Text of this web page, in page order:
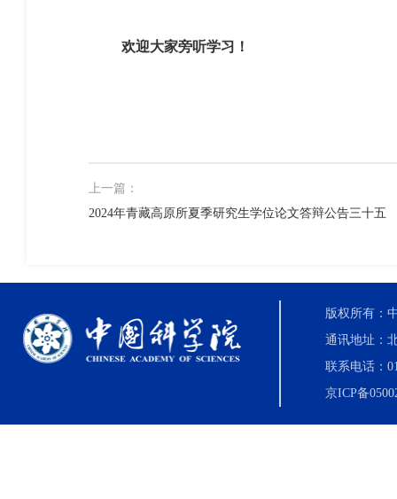
欢迎大家旁听学习！
上一篇：
2024年青藏高原所夏季研究生学位论文答辩公告三十五
版权所有：
通讯地址：
联系电话：
京ICP备